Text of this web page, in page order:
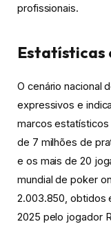
profissionais.
Estatísticas
O cenário nacional
expressivos e
marcos
de 7 milhões de
e os mais de 20
mundial de poker
2.003.850, obtidos
2025 pelo jogador